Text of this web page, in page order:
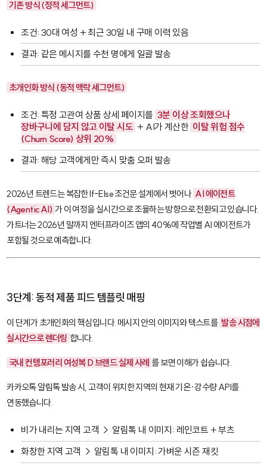
기존 방식 (정적 세그먼트)
조건: 30대 여성 + 최근 30일 내 구매 이력 있음
결과: 같은 메시지를 수천 명에게 일괄 발송
초개인화 방식 (동적 맥락 세그먼트)
조건: 특정 고관여 상품 상세 페이지를 3분 이상 조회했으나
장바구니에 담지 않고 이탈 시도 + AI가 계산한 이탈 위험 점수
(Churn Score) 상위 20%
결과: 해당 고객에게만 즉시 맞춤 오퍼 발송
2026년 트렌드는 복잡한 If-Else 조건문 설계에서 벗어나 AI 에이전트
(Agentic AI) 가 이 여정을 실시간으로 조율하는 방향으로 전환되고 있습니다.
가트너는 2026년 말까지 엔터프라이즈 앱의 40%에 작업별 AI 에이전트가
포함될 것으로 예측합니다.
3단계: 동적 제품 피드 템플릿 매핑
이 단계가 초개인화의 핵심입니다. 메시지 안의 이미지와 텍스트를 발송 시점에
실시간으로 렌더링 합니다.
국내 컨템포러리 여성복 D 브랜드 실제 사례 를 보면 이해가 쉽습니다.
카카오톡 알림톡 발송 시, 고객이 위치한 지역의 현재 기온·강수량 API를
연동했습니다.
비가 내리는 지역 고객 → 알림톡 내 이미지: 레인코트 + 부츠
화창한 지역 고객 → 알림톡 내 이미지: 가벼운 시즌 재킷